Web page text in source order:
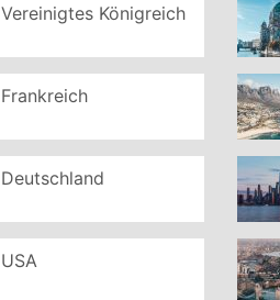
Vereinigtes Königreich
Frankreich
Deutschland
USA